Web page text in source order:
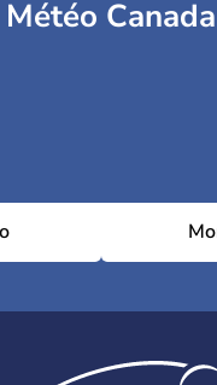
Météo Canada